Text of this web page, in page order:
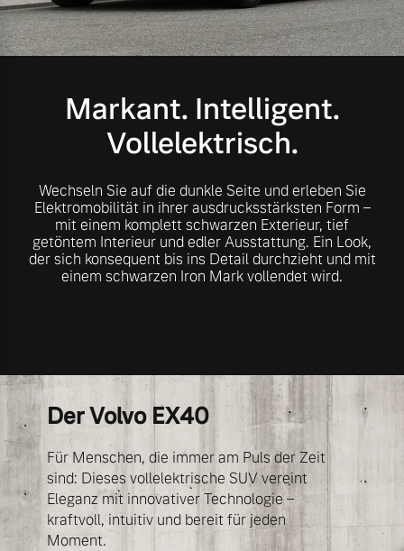
Mild-Hybrid
Geschäftskunden
Editionsmodelle
Konnektivität
Angebot anfragen
Fahrzeug konfigurieren
Sofort verfügbare Fahrzeuge
Volvo Gebrauchtwagenbörse
Volvo kauft Ihr Auto
Aktuelle Zubehörangebote
Zubehörkatalog
Sie erhalten bei uns eine
Vielzahl von Original
Volvo Winter- und
Sommer Kompletträder.
Bitte sprechen Sie uns
direkt an.
Mehr erfahren
Kontakt und Anfahrt
Unsere News & Events
Markant. Intelligent.
Vollelektrisch.
Wechseln Sie auf die dunkle Seite und erleben Sie
Elektromobilität in ihrer ausdrucksstärksten Form –
mit einem komplett schwarzen Exterieur, tief
getöntem Interieur und edler Ausstattung. Ein Look,
der sich konsequent bis ins Detail durchzieht und mit
einem schwarzen Iron Mark vollendet wird.
Der Volvo EX40
Für Menschen, die immer am Puls der Zeit
sind: Dieses vollelektrische SUV vereint
Eleganz mit innovativer Technologie –
kraftvoll, intuitiv und bereit für jeden
Moment.